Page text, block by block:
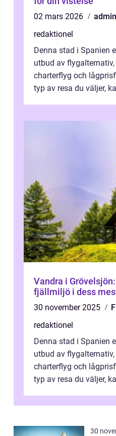
02 mars 2026
admin
redaktionel
Denna stad i Spanien
utbud av
charterflyg och
typ av resa du väljer,
Vandra i
fjällmiljö i dess
30 november 2025
redaktionel
Denna stad i Spanien
utbud av
charterflyg och
typ av resa du väljer,
30